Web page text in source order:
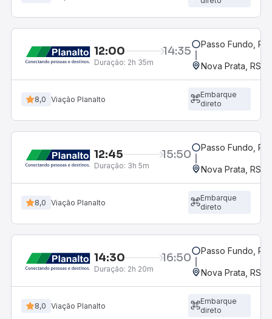
12:00 14:35
Duração: 2h 35m
Passo Fundo, RS
Nova Prata, RS
8,0 Viação Planalto
Embarque
direto
12:45 15:50
Duração: 3h 5m
Passo Fundo, RS
Nova Prata, RS
8,0 Viação Planalto
Embarque
direto
14:30 16:50
Duração: 2h 20m
Passo Fundo, RS
Nova Prata, RS
8,0 Viação Planalto
Embarque
direto